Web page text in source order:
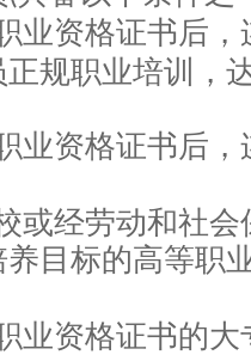
业资格证书后
规职业培训，
业资格证书后
或经劳动和社
目标的高等职
业资格证书的